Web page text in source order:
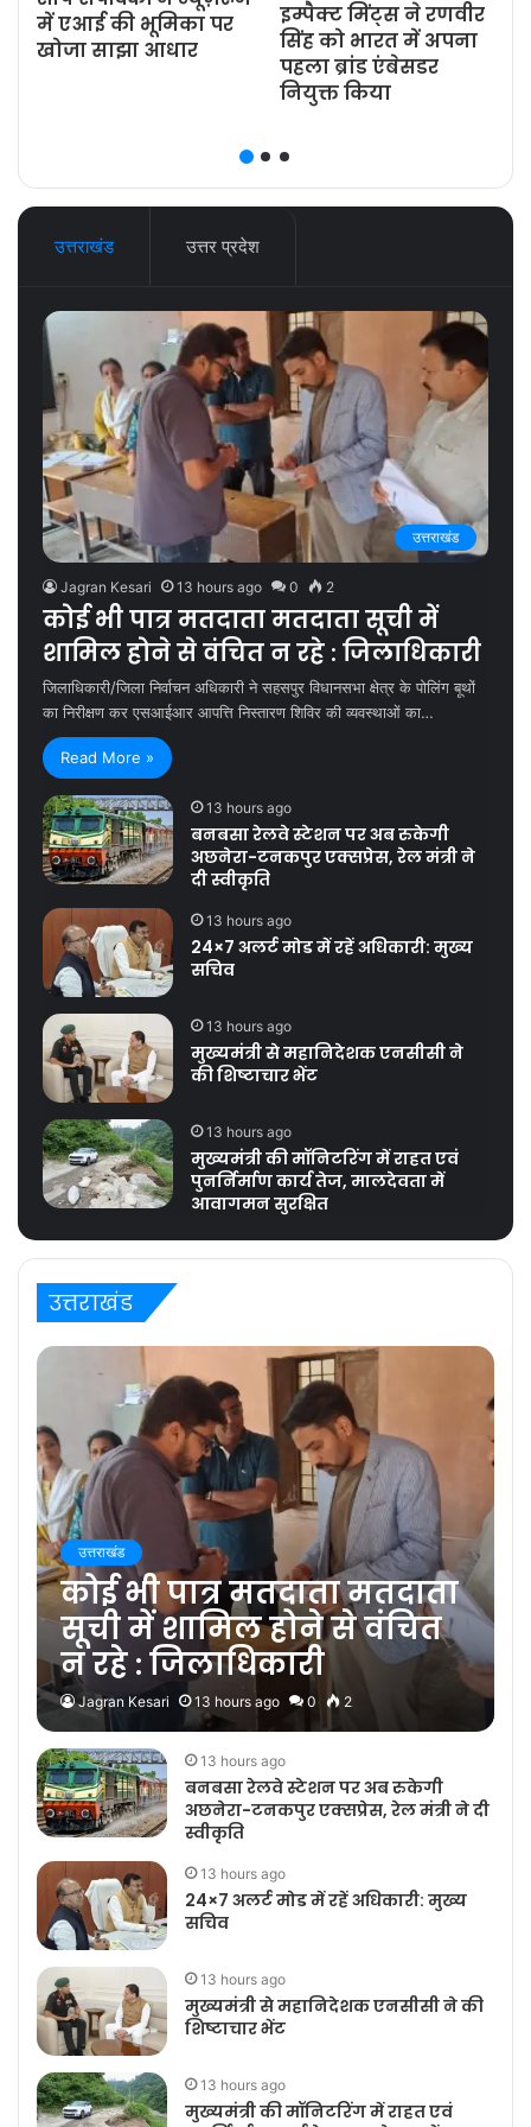
में एआई की भूमिका पर
खोजा साझा आधार
इम्पैक्ट मिंट्स ने रणवीर
सिंह को भारत में अपना
पहला ब्रांड एंबेसडर
नियुक्त किया
उत्तराखंड उत्तर प्रदेश
उत्तराखंड
Jagran Kesari 13 hours ago 0 2
कोई भी पात्र मतदाता मतदाता सूची में
शामिल होने से वंचित न रहे : जिलाधिकारी
जिलाधिकारी/जिला निर्वाचन अधिकारी ने सहसपुर विधानसभा क्षेत्र के पोलिंग बूथों
का निरीक्षण कर एसआईआर आपत्ति निस्तारण शिविर की व्यवस्थाओं का…
Read More »
13 hours ago
बनबसा रेलवे स्टेशन पर अब रुकेगी
अछनेरा-टनकपुर एक्सप्रेस, रेल मंत्री ने
दी स्वीकृति
13 hours ago
24×7 अलर्ट मोड में रहें अधिकारी: मुख्य
सचिव
13 hours ago
मुख्यमंत्री से महानिदेशक एनसीसी ने
की शिष्टाचार भेंट
13 hours ago
मुख्यमंत्री की मॉनिटरिंग में राहत एवं
पुनर्निर्माण कार्य तेज, मालदेवता में
आवागमन सुरक्षित
उत्तराखंड
उत्तराखंड
कोई भी पात्र मतदाता मतदाता
सूची में शामिल होने से वंचित
न रहे : जिलाधिकारी
Jagran Kesari 13 hours ago 0 2
13 hours ago
बनबसा रेलवे स्टेशन पर अब रुकेगी
अछनेरा-टनकपुर एक्सप्रेस, रेल मंत्री ने दी
स्वीकृति
13 hours ago
24×7 अलर्ट मोड में रहें अधिकारी: मुख्य
सचिव
13 hours ago
मुख्यमंत्री से महानिदेशक एनसीसी ने की
शिष्टाचार भेंट
13 hours ago
मुख्यमंत्री की मॉनिटरिंग में राहत एवं